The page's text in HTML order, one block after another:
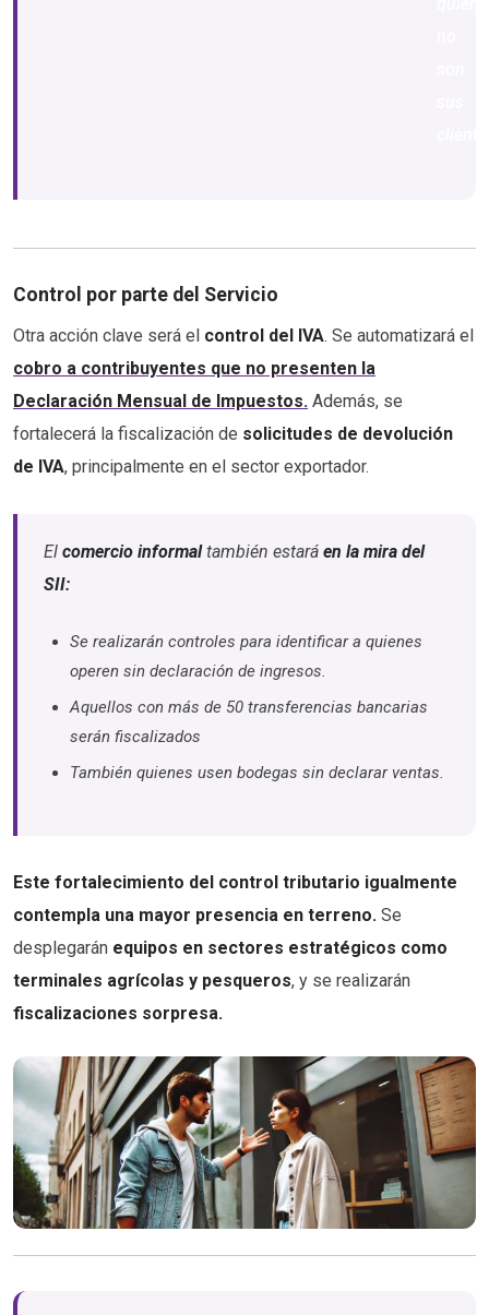
Control por parte del Servicio
Otra acción clave será el control del IVA. Se automatizará el
cobro a contribuyentes que no presenten la
Declaración Mensual de Impuestos. Además, se
fortalecerá la fiscalización de solicitudes de devolución
de IVA, principalmente en el sector exportador.
El comercio informaltambién estará en la mira del
SII:
Se realizarán controles para identificar a quienes
operen sin declaración de ingresos.
Aquellos con más de 50 transferencias bancarias
serán fiscalizados
También quienes usen bodegas sin declarar ventas.
Este fortalecimiento del control tributario igualmente
contempla una mayor presencia en terreno. Se
desplegarán equipos en sectores estratégicos como
terminales agrícolas y pesqueros, y se realizarán
fiscalizaciones sorpresa.